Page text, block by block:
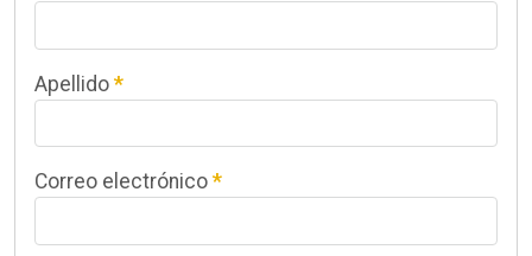
Apellido *
Correo electrónico *